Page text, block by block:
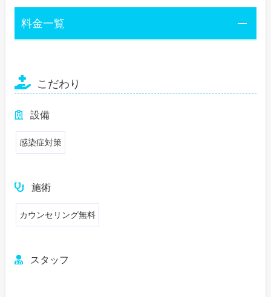
料金一覧
こだわり
設備
感染症対策
施術
カウンセリング無料
スタッフ